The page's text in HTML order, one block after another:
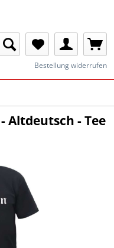
Bestellung widerrufen
Altdeutsch - Tee